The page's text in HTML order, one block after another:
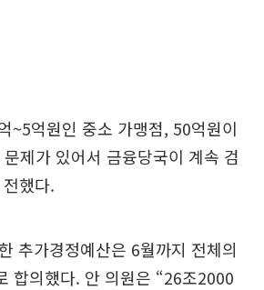
~5억원인 중소 가맹점, 50억원이
제가 있어서 금융당국이 계속 검
했다.
추가경정예산은 6월까지 전체의
합의했다. 안 의원은 “26조2000